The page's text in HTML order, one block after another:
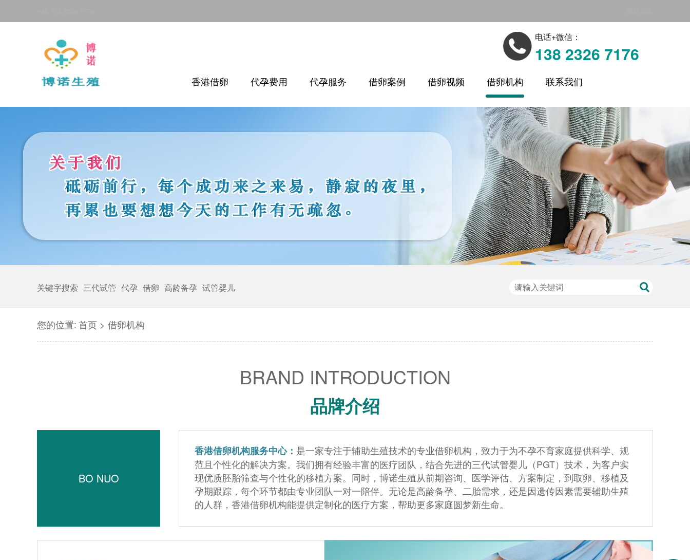
电话+微信：
138 2326 7176
香港借卵 代孕费用 代孕服务 借卵案例 借卵视频 借卵机构 联系我们
关键字搜索 三代试管 代孕 借卵 高龄备孕 试管婴儿
您的位置:首页 > 借卵机构
BRAND INTRODUCTION
品牌介绍
BO NUO
香港借卵机构服务中心： 是一家专注于辅助生殖技术的专业借卵机构，致力于为不孕不育家庭提供科学、规
范且个性化的解决方案。我们拥有经验丰富的医疗团队，结合先进的三代试管婴儿（PGT）技术，为客户实
现优质胚胎筛查与个性化的移植方案。同时，博诺生殖从前期咨询、医学评估、方案制定，到取卵、移植及
孕期跟踪，每个环节都由专业团队一对一陪伴。无论是高龄备孕、二胎需求，还是因遗传因素需要辅助生殖
的人群，香港借卵机构能提供定制化的医疗方案，帮助更多家庭圆梦新生命。